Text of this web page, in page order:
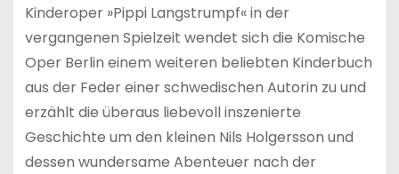
Kinderoper »Pippi Langstrumpf« in der
vergangenen Spielzeit wendet sich die Komische
Oper Berlin einem weiteren beliebten Kinderbuch
aus der Feder einer schwedischen Autorin zu und
erzählt die überaus liebevoll inszenierte
Geschichte um den kleinen Nils Holgersson und
dessen wundersame Abenteuer nach der